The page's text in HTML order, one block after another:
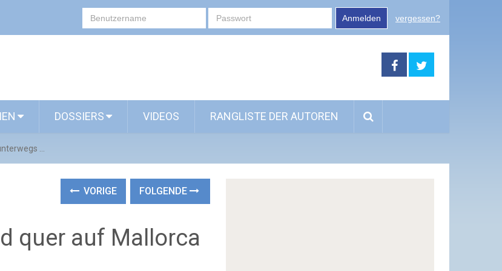
Anmelden vergessen?
DOSSIERS VIDEOS RANGLISTE DER AUTOREN
…
VORIGE FOLGENDE
quer auf Mallorca